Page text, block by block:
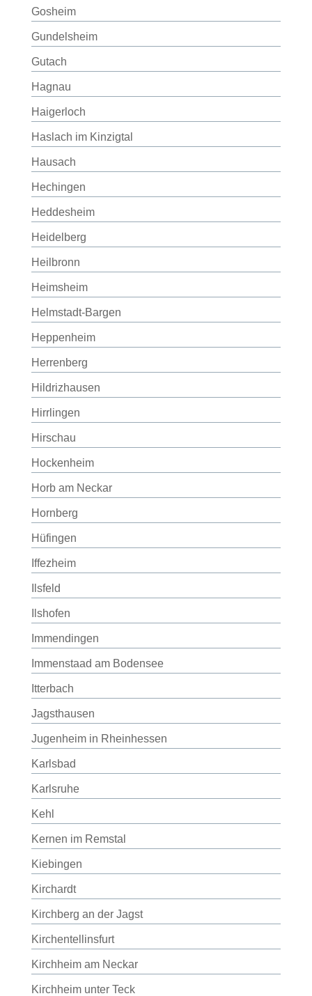
Gosheim
Gundelsheim
Gutach
Hagnau
Haigerloch
Haslach im Kinzigtal
Hausach
Hechingen
Heddesheim
Heidelberg
Heilbronn
Heimsheim
Helmstadt-Bargen
Heppenheim
Herrenberg
Hildrizhausen
Hirrlingen
Hirschau
Hockenheim
Horb am Neckar
Hornberg
Hüfingen
Iffezheim
Ilsfeld
Ilshofen
Immendingen
Immenstaad am Bodensee
Itterbach
Jagsthausen
Jugenheim in Rheinhessen
Karlsbad
Karlsruhe
Kehl
Kernen im Remstal
Kiebingen
Kirchardt
Kirchberg an der Jagst
Kirchentellinsfurt
Kirchheim am Neckar
Kirchheim unter Teck